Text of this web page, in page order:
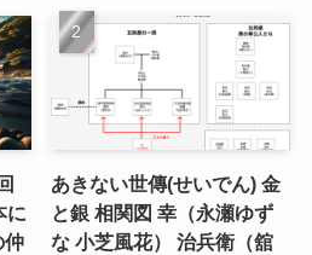
に
仲
あきない世傳(せいでん) 金
と銀 相関図 幸（永瀬ゆず
な 小芝風花） 治兵衛（舘